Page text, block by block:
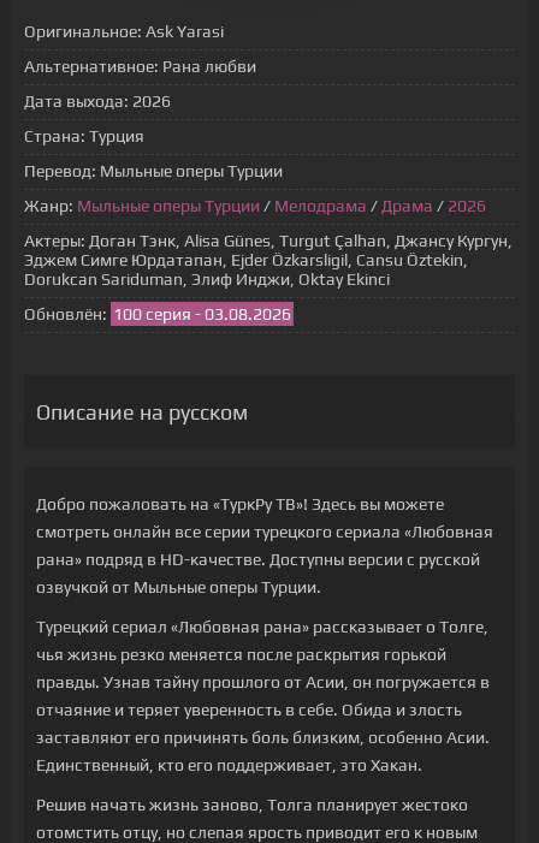
Оригинальное: Ask Yarasi
Альтернативное: Рана любви
Дата выхода: 2026
Страна: Турция
Перевод: Мыльные оперы Турции
Жанр: Мыльные оперы Турции / Мелодрама / Драма / 2026
Актеры: Доган Тэнк, Alisa Günes, Turgut Çalhan, Джансу Кургун,
Эджем Симге Юрдатапан, Ejder Özkarsligil, Cansu Öztekin,
Dorukcan Sariduman, Элиф Инджи, Oktay Ekinci
Обновлён: 100 серия - 03.08.2026
Описание на русском
Добро пожаловать на «ТуркРу ТВ»! Здесь вы можете
смотреть онлайн все серии турецкого сериала «Любовная
рана» подряд в HD-качестве. Доступны версии с русской
озвучкой от Мыльные оперы Турции.
Турецкий сериал «Любовная рана» рассказывает о Толге,
чья жизнь резко меняется после раскрытия горькой
правды. Узнав тайну прошлого от Асии, он погружается в
отчаяние и теряет уверенность в себе. Обида и злость
заставляют его причинять боль близким, особенно Асии.
Единственный, кто его поддерживает, это Хакан.
Решив начать жизнь заново, Толга планирует жестоко
отомстить отцу, но слепая ярость приводит его к новым